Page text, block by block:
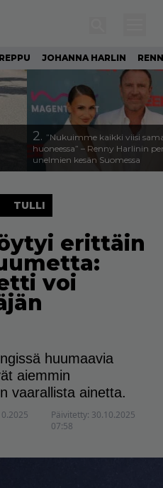
REPPU JOHANNA HARLIN
2. ”Nukuimme kaikki viisi
huoneessa” – Renny Harlinin
unelmien kesän Suomessa
TULLI
erittäin
voi
huumaavia
aiemmin
vaarallista ainetta.
Päivitetty: 30.10.2025
07:58